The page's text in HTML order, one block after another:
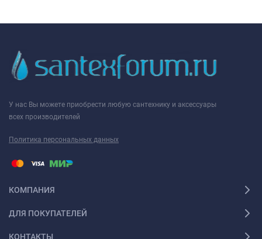
У нас Вы можете приобрести любую сантехнику и аксессуары
всех производителей
Политика персональных данных
КОМПАНИЯ
ДЛЯ ПОКУПАТЕЛЕЙ
КОНТАКТЫ